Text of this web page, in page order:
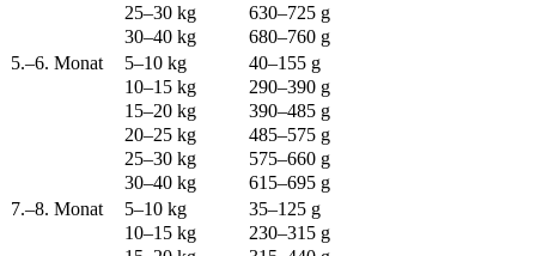
25–30 kg
630–725 g
30–40 kg
680–760 g
5.–6. Monat
5–10 kg
40–155 g
10–15 kg
290–390 g
15–20 kg
390–485 g
20–25 kg
485–575 g
25–30 kg
575–660 g
30–40 kg
615–695 g
7.–8. Monat
5–10 kg
35–125 g
10–15 kg
230–315 g